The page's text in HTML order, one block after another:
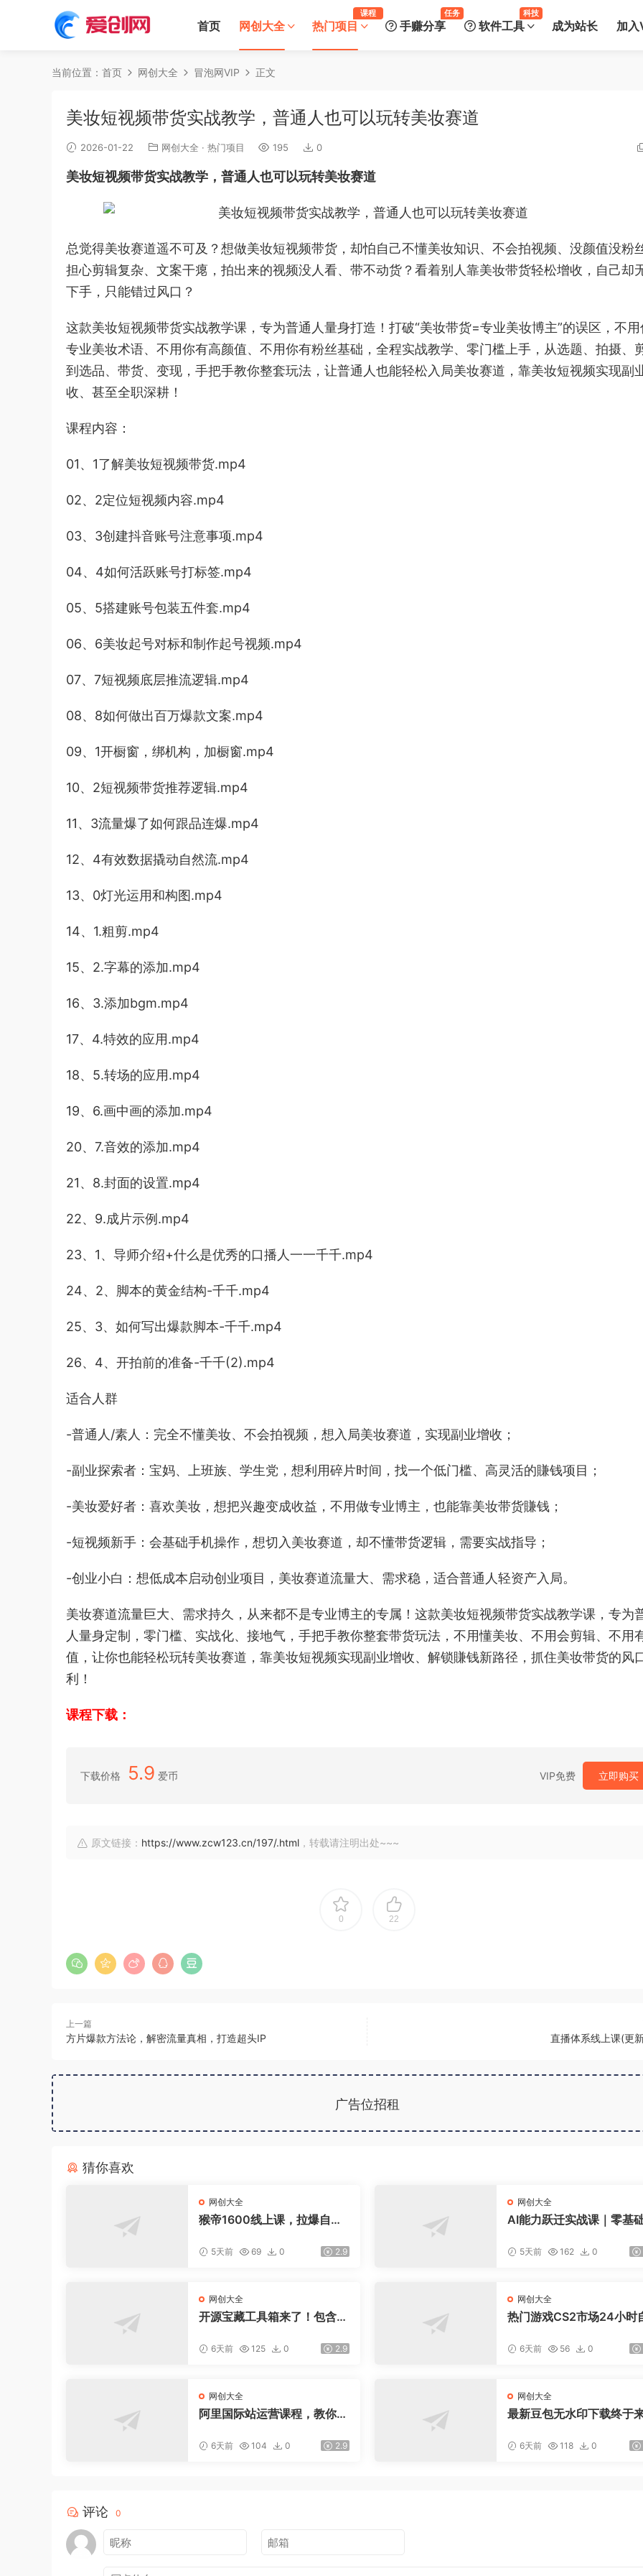
首页 网创大全 热门项目
课程
手赚分享
任务
软件工具
科技
成为站长 加入
当前位置： 首页 网创大全 冒泡网VIP 正文
美妆短视频带货实战教学，普通人也可以玩转美妆赛道
2026-01-22 网创大全 · 热门项目 195 0
美妆短视频带货实战教学 ，普通人也可以玩转美妆赛道
总觉得美妆赛道遥不可及？想做美妆短视频带货，却怕自己不懂美妆知识、不会拍视频、没颜值没粉
担心剪辑复杂、文案干瘪，拍出来的视频没人看、带不动货？看着别人靠美妆带货轻松增收，自己却
下手，只能错过风口？
这款美妆短视频带货实战教学课，专为普通人量身打造！打破“美妆带货=专业美妆博主”的误区，不
专业美妆术语、不用你有高颜值、不用你有粉丝基础，全程实战教学、零门槛上手，从选题、拍摄、
到选品、带货、变现，手把手教你整套玩法，让普通人也能轻松入局美妆赛道，靠美妆短视频实现副
收、甚至全职深耕！
课程内容：
01、1了解美妆短视频带货.mp4
02、2定位短视频内容.mp4
03、3创建抖音账号注意事项.mp4
04、4如何活跃账号打标签.mp4
05、5搭建账号包装五件套.mp4
06、6美妆起号对标和制作起号视频.mp4
07、7短视频底层推流逻辑.mp4
08、8如何做出百万爆款文案.mp4
09、1开橱窗，绑机构，加橱窗.mp4
10、2短视频带货推荐逻辑.mp4
11、3流量爆了如何跟品连爆.mp4
12、4有效数据撬动自然流.mp4
13、0灯光运用和构图.mp4
14、1.粗剪.mp4
15、2.字幕的添加.mp4
16、3.添加bgm.mp4
17、4.特效的应用.mp4
18、5.转场的应用.mp4
19、6.画中画的添加.mp4
20、7.音效的添加.mp4
21、8.封面的设置.mp4
22、9.成片示例.mp4
23、1、导师介绍+什么是优秀的口播人一一千千.mp4
24、2、脚本的黄金结构-千千.mp4
25、3、如何写出爆款脚本-千千.mp4
26、4、开拍前的准备-千千(2).mp4
适合人群
-普通人/素人：完全不懂美妆、不会拍视频，想入局美妆赛道，实现副业增收；
-副业探索者：宝妈、上班族、学生党，想利用碎片时间，找一个低门槛、高灵活的賺钱项目；
-美妆爱好者：喜欢美妆，想把兴趣变成收益，不用做专业博主，也能靠美妆带货賺钱；
-短视频新手：会基础手机操作，想切入美妆赛道，却不懂带货逻辑，需要实战指导；
-创业小白：想低成本启动创业项目，美妆赛道流量大、需求稳，适合普通人轻资产入局。
美妆赛道流量巨大、需求持久，从来都不是专业博主的专属！这款美妆短视频带货实战教学课，专为
人量身定制，零门槛、实战化、接地气，手把手教你整套带货玩法，不用懂美妆、不用会剪辑、不用
值，让你也能轻松玩转美妆赛道，靠美妆短视频实现副业增收、解锁賺钱新路径，抓住美妆带货的风
利！
课程下载：
下载价格 5.9 爱币 VIP免费 立即购买
原文链接： https://www.zcw123.cn/197/.html ，转载请注明出处~~~
0 22
上一篇
方片爆款方法论，解密流量真相，打造超头IP 直播体系线上课(更
广告位招租
猜你喜欢
网创大全
猴帝1600线上课，拉爆自然
策下，自然流破圈攻略【更新
5天前 69 0 2.9
网创大全
AI能力跃迁实战课｜零基
+智能体自动化全落地教学
5天前 162 0
网创大全
开源宝藏工具箱来了！包含P
0+工具，完全离线免费使用t
6天前 125 0 2.9
网创大全
热门游戏CS2市场24小时
数据进行验证，简单易上
6天前 56 0
网创大全
阿里国际站运营课程，教你用
品店铺权重，抢占平台流量
6天前 104 0 2.9
网创大全
最新豆包无水印下载终于
秒视频配置本地账户管理
6天前 118 0
评论 0